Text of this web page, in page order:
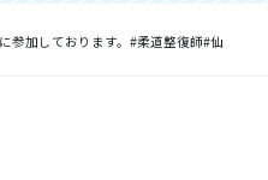
参加しております。#柔道整復師#仙